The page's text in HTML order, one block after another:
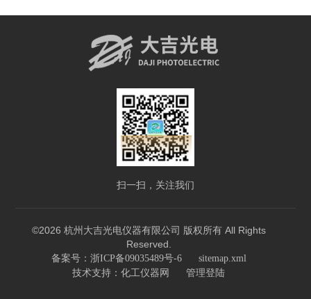
扫一扫，关注我们
©2026 杭州大吉光电仪器有限公司 版权所有 All Rights
Reserved.
备案号：浙ICP备09035489号-6 sitemap.xml
技术支持： 化工仪器网 管理登陆